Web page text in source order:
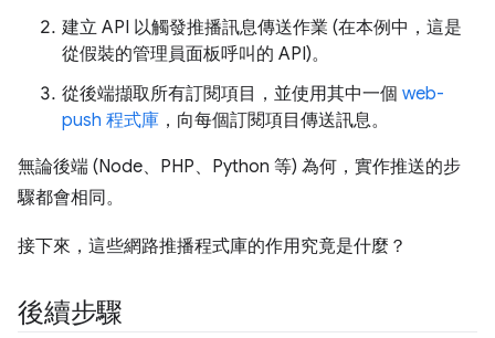
建立 API 以觸發推播訊息傳送作業 (在本例中，這是
從假裝的管理員面板呼叫的 API)。
從後端擷取所有訂閱項目，並使用其中一個 web-
push 程式庫 ，向每個訂閱項目傳送訊息。
無論後端 (Node、PHP、Python 等) 為何，實作推送的步
驟都會相同。
接下來，這些網路推播程式庫的作用究竟是什麼？
後續步驟